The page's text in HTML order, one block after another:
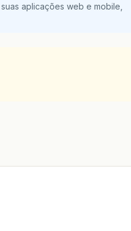
aplicações web e mobile,